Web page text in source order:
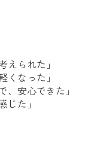
えられた」
くなった」
、安心できた」
じた」